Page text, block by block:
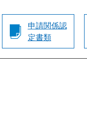
申請関係認
定書類